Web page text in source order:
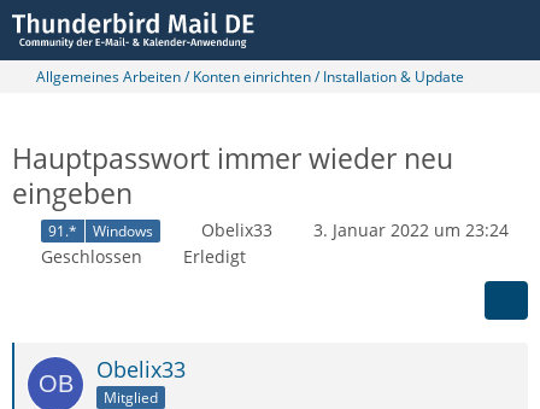
Allgemeines Arbeiten / Konten einrichten / Installation & Update
Hauptpasswort immer wieder neu
eingeben
91.* Windows Obelix33
3. Januar 2022 um 23:24
Geschlossen
Erledigt
Obelix33
Mitglied